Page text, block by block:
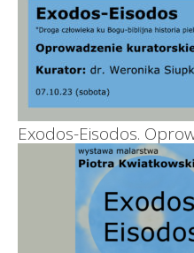
Exodos-Eisodos.